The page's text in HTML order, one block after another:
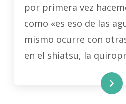
por primera vez
como «es eso de las
mismo ocurre con
en el shiatsu, la
LEER MÁS